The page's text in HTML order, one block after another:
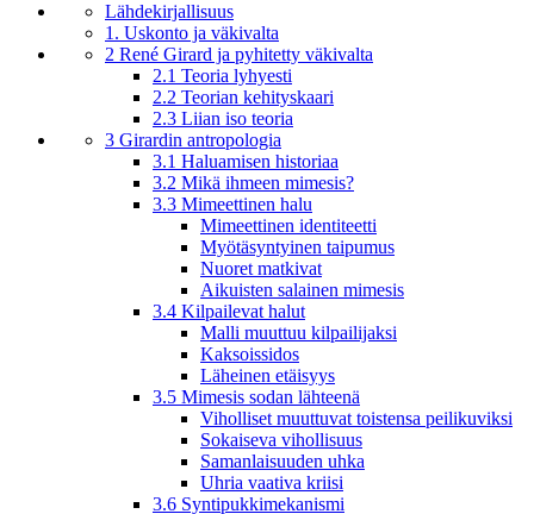
Lähdekirjallisuus
1. Uskonto ja väkivalta
2 René Girard ja pyhitetty väkivalta
2.1 Teoria lyhyesti
2.2 Teorian kehityskaari
2.3 Liian iso teoria
3 Girardin antropologia
3.1 Haluamisen historiaa
3.2 Mikä ihmeen mimesis?
3.3 Mimeettinen halu
Mimeettinen identiteetti
Myötäsyntyinen taipumus
Nuoret matkivat
Aikuisten salainen mimesis
3.4 Kilpailevat halut
Malli muuttuu kilpailijaksi
Kaksoissidos
Läheinen etäisyys
3.5 Mimesis sodan lähteenä
Viholliset muuttuvat toistensa peilikuviksi
Sokaiseva vihollisuus
Samanlaisuuden uhka
Uhria vaativa kriisi
3.6 Syntipukkimekanismi